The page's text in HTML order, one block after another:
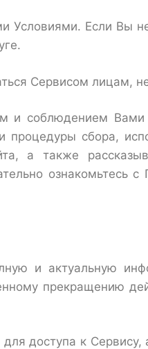
Условиями. Если Вы
Сервисом лицам,
и соблюдением Вами
сбора,
а также
ознакомьтесь с
и актуальную
прекращению
доступа к